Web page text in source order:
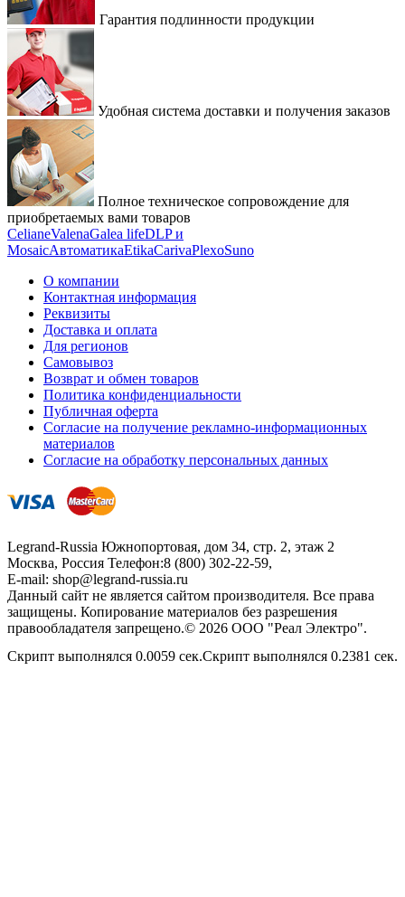
Гарантия подлинности продукции
Удобная система доставки и получения заказов
Полное техническое сопровождение для
приобретаемых вами товаров
CelianeValenaGalea lifeDLP и
MosaicАвтоматикаEtikaCarivaPlexoSuno
О компании
Контактная информация
Реквизиты
Доставка и оплата
Для регионов
Самовывоз
Возврат и обмен товаров
Политика конфиденциальности
Публичная оферта
Согласие на получение рекламно-информационных
материалов
Согласие на обработку персональных данных
Legrand-Russia Южнопортовая, дом 34, стр. 2, этаж 2
Москва, Россия Телефон:8 (800) 302-22-59,
E-mail: shop@legrand-russia.ru
Данный сайт не является сайтом производителя. Все права
защищены. Копирование материалов без разрешения
правообладателя запрещено.© 2026 ООО "Реал Электро".
Скрипт выполнялся 0.0059 сек.Скрипт выполнялся 0.2381 сек.